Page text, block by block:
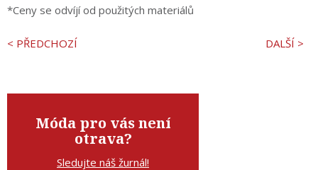
*Ceny se odvíjí od použitých materiálů
< PŘEDCHOZÍ DALŠÍ >
Móda pro vás není
otrava?
Sledujte náš žurnál!